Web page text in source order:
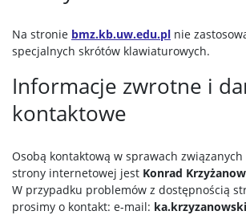
Na stronie bmz.kb.uw.edu.pl nie
specjalnych skrótów klawiaturowych.
Informacje zwrotne i
kontaktowe
Osobą kontaktową w sprawach
strony internetowej jest Konrad
W przypadku problemów z dostępnością
prosimy o kontakt: e-mail: